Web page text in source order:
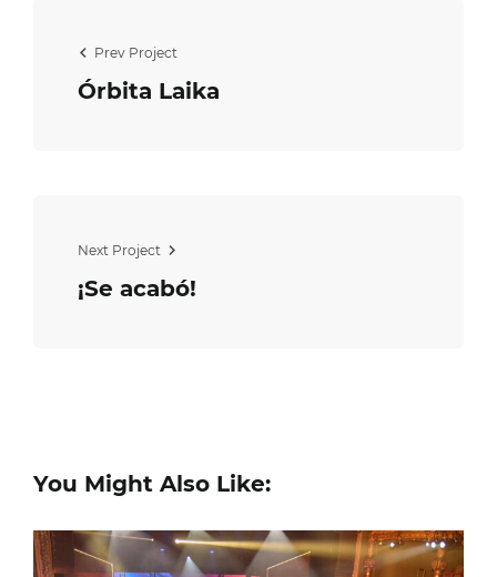
Prev Project
Órbita Laika
Next Project
¡Se acabó!
You Might Also Like: